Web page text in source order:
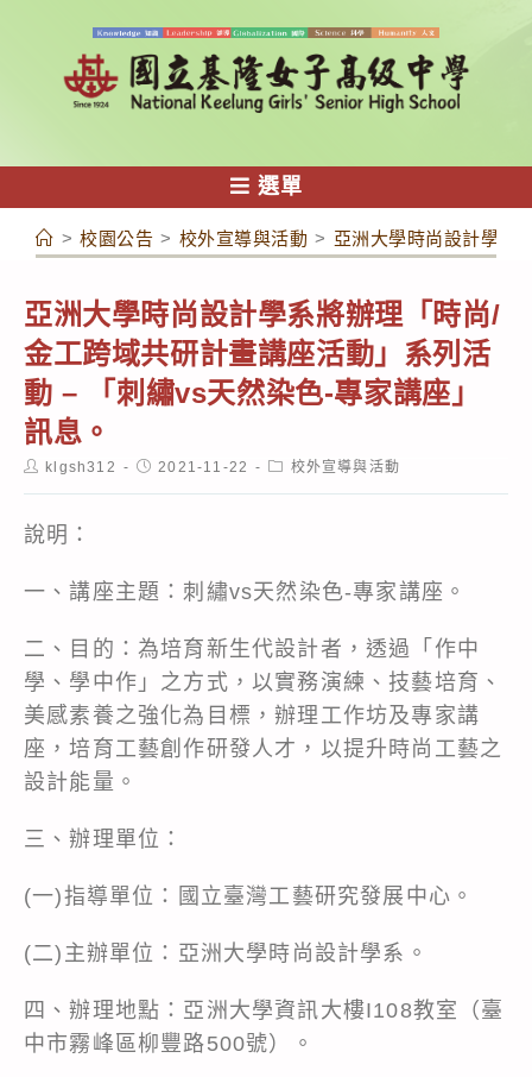
容
選單
> 校園公告 > 校外宣導與活動 > 亞洲大學時尚設計學系
亞洲大學時尚設計學系將辦理「時尚/
金工跨域共研計畫講座活動」系列活
動 – 「刺繡vs天然染色-專家講座」
訊息。
Postklgsh312
Post2021-11-22
Post校外宣導與活動
說明：
一、講座主題：刺繡vs天然染色-專家講座。
二、目的：為培育新生代設計者，透過「作中
學、學中作」之方式，以實務演練、技藝培育、
美感素養之強化為目標，辦理工作坊及專家講
座，培育工藝創作研發人才，以提升時尚工藝之
設計能量。
三、辦理單位：
(一)指導單位：國立臺灣工藝研究發展中心。
(二)主辦單位：亞洲大學時尚設計學系。
四、辦理地點：亞洲大學資訊大樓I108教室（臺
中市霧峰區柳豐路500號）。